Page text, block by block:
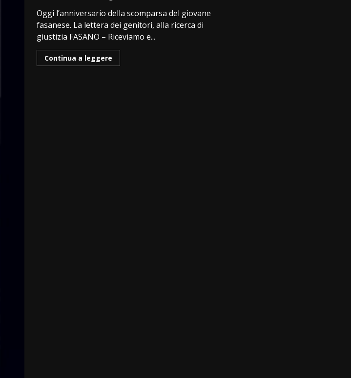
Oggi l’anniversario della scomparsa del giovane
fasanese. La lettera dei genitori, alla ricerca di
giustizia FASANO – Riceviamo e...
Continua a leggere